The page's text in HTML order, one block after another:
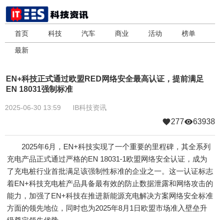
首页 科技 汽车 商业 活动 榜单
最新
EN+科技正式通过欧盟RED网络安全最高认证，提前满足
EN 18031强制标准
2025-06-30 13:59 IB科技资讯
277 63938
2025年6月，EN+科技实现了一个重要的里程碑，其全系列
充电产品正式通过严格的EN 18031-1欧盟网络安全认证，成为
了充电桩行业首批满足该强制性标准的企业之一。这一认证标志
着EN+科技充电桩产品具备最有效的防止数据泄露和网络攻击的
能力，加强了EN+科技在推进新能源充电解决方案网络安全标准
方面的领先地位，同时也为2025年8月1日欧盟市场准入壁垒升